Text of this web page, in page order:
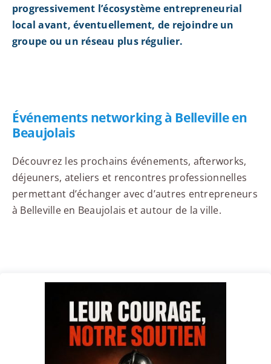
progressivement l’écosystème entrepreneurial
local avant, éventuellement, de rejoindre un
groupe ou un réseau plus régulier.
Événements networking à Belleville en
Beaujolais
Découvrez les prochains événements, afterworks,
déjeuners, ateliers et rencontres professionnelles
permettant d’échanger avec d’autres entrepreneurs
à Belleville en Beaujolais et autour de la ville.